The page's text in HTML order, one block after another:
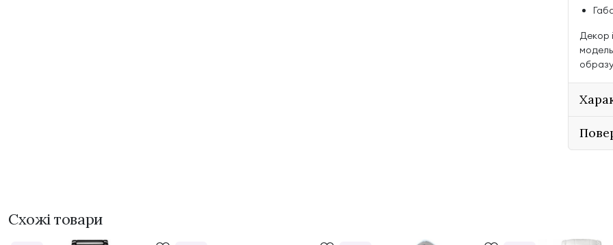
Декор
Схожі товари